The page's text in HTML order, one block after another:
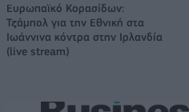
Ευρωπαϊκό Κορασίδων:
Τζάμπολ για την Εθνική στα
Ιωάννινα κόντρα στην Ιρλανδία
(live stream)